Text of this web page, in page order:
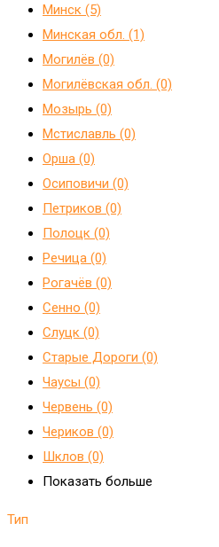
Минск (5)
Минская обл. (1)
Могилёв (0)
Могилёвская обл. (0)
Мозырь (0)
Мстиславль (0)
Орша (0)
Осиповичи (0)
Петриков (0)
Полоцк (0)
Речица (0)
Рогачёв (0)
Сенно (0)
Слуцк (0)
Старые Дороги (0)
Чаусы (0)
Червень (0)
Чериков (0)
Шклов (0)
Показать больше
Тип